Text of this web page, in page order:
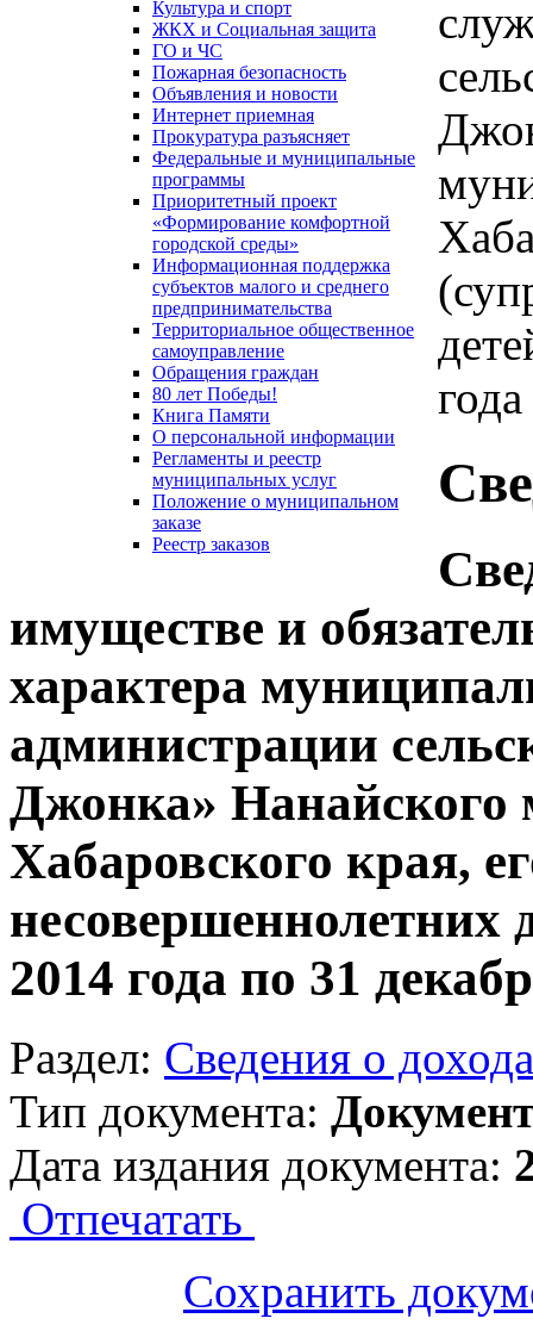
Культура и спорт
ЖКХ и Социальная защита
ГО и ЧС
Пожарная безопасность
Объявления и новости
Интернет приемная
Прокуратура разъясняет
Федеральные и муниципальные
программы
Приоритетный проект
«Формирование комфортной
городской среды»
Информационная поддержка
субъектов малого и среднего
предпринимательства
Территориальное общественное
самоуправление
Обращения граждан
80 лет Победы!
Книга Памяти
О персональной информации
Регламенты и реестр
муниципальных услуг
Положение о муниципальном
заказе
Реестр заказов
имуществе и
характера
администрации
Джонка» Нанайского
Хабаровского края,
несовершеннолетних
2014 года по 31
Раздел: Сведения о
Тип документа:
Дата издания документа:
Отпечатать
Сохранить